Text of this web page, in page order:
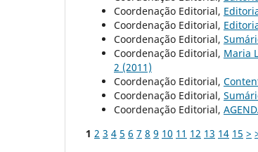
Coordenação Editorial,
Coordenação Editorial,
Coordenação Editorial,
Coordenação Editorial, Maria
2 (2011)
Coordenação Editorial,
Coordenação Editorial,
Coordenação Editorial,
1 2 3 4 5 6 7 8 9 10 11 12 13 14 15 >